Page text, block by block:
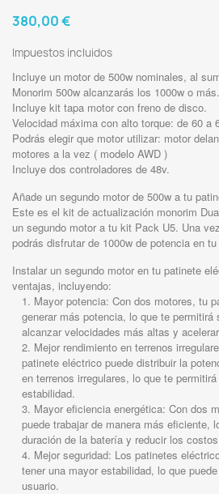
380,00 €
Impuestos incluidos
Incluye un motor de 500w nominales, al
Monorim 500w alcanzarás los 1000w o más.
Incluye kit tapa motor con freno de disco.
Velocidad máxima con alto torque: de 60 a
Podrás elegir que motor utilizar: motor
motores a la vez ( modelo AWD )
Incluye dos controladores de 48v.
Añade un segundo motor de 500w a tu
Este es el kit de actualización monorim
un segundo motor a tu kit Pack U5. Una
podrás disfrutar de 1000w de potencia en
Instalar un segundo motor en tu patinete
ventajas, incluyendo:
Mayor potencia: Con dos motores, tu
generar más potencia, lo que te
alcanzar velocidades más altas y
Mejor rendimiento en terrenos
patinete eléctrico puede distribuir la
en terrenos irregulares, lo que te
estabilidad.
Mayor eficiencia energética: Con dos
puede trabajar de manera más eficiente,
duración de la batería y reducir los
Mejor seguridad: Los patinetes
tener una mayor estabilidad, lo que
usuario.